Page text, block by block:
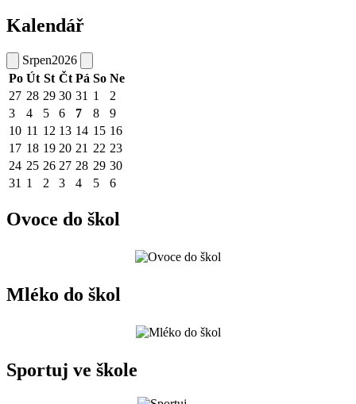
Kalendář
Srpen2026
Po Út St Čt Pá So Ne
27 28 29 30 31 1
2
3
4 5 6 7 8
9
10 11 12 13 14 15 16
17 18 19 20 21 22 23
24 25 26 27 28 29 30
31 1 2 3 4 5 6
Ovoce do škol
Mléko do škol
Sportuj ve škole